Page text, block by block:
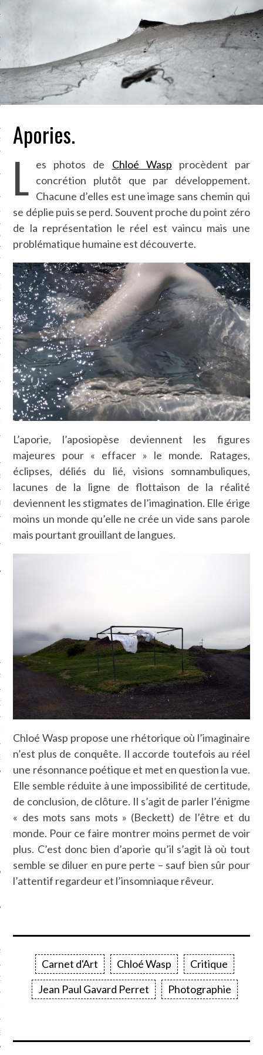
EN VOD
CARAVELLE
PODCAST
SUIVEZ-NOUS
CARAVELLE
PODCAST
Apories.
L es photos de Chloé Wasp procèdent par
concrétion plutôt que par développement.
Chacune d’elles est une image sans chemin qui
se déplie puis se perd. Souvent proche du point zéro
de la représentation le réel est vaincu mais une
problématique humaine est découverte.
L’aporie, l’aposiopèse deviennent les figures
majeures pour « effacer » le monde. Ratages,
éclipses, déliés du lié, visions somnambuliques,
lacunes de la ligne de flottaison de la réalité
deviennent les stigmates de l’imagination. Elle érige
moins un monde qu’elle ne crée un vide sans parole
mais pourtant grouillant de langues.
Chloé Wasp propose une rhétorique où l’imaginaire
n’est plus de conquête. Il accorde toutefois au réel
une résonnance poétique et met en question la vue.
Elle semble réduite à une impossibilité de certitude,
de conclusion, de clôture. Il s’agit de parler l’énigme
« des mots sans mots » (Beckett) de l’être et du
monde. Pour ce faire montrer moins permet de voir
plus. C’est donc bien d’aporie qu’il s’agit là où tout
semble se diluer en pure perte – sauf bien sûr pour
l’attentif regardeur et l’insomniaque rêveur.
Carnet d'Art Chloé Wasp
Critique
Jean Paul Gavard Perret
Photographie